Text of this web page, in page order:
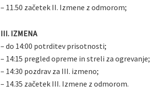
– 11.50 začetek II. Izmene z odmorom;
III. IZMENA
– do 14:00 potrditev prisotnosti;
– 14:15 pregled opreme in streli za ogrevanje;
– 14:30 pozdrav za III. izmeno;
– 14.35 začetek III. Izmene z odmorom.